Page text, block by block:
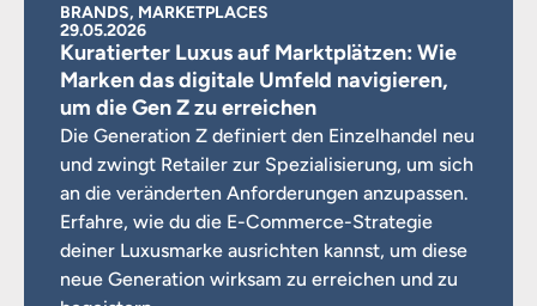
BRANDS, MARKETPLACES
29.05.2026
Kuratierter Luxus auf Marktplätzen: Wie
Marken das digitale Umfeld navigieren,
um die Gen Z zu erreichen
Die Generation Z definiert den Einzelhandel neu
und zwingt Retailer zur Spezialisierung, um sich
an die veränderten Anforderungen anzupassen.
Erfahre, wie du die E-Commerce-Strategie
deiner Luxusmarke ausrichten kannst, um diese
neue Generation wirksam zu erreichen und zu